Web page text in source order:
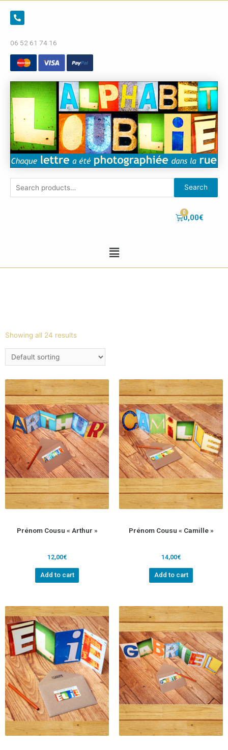
06 52 61 74 16
Search
0,00€
Showing all 24 results
Prénom Cousu « Arthur »
12,00€
Add to cart
Prénom Cousu « Camille »
14,00€
Add to cart